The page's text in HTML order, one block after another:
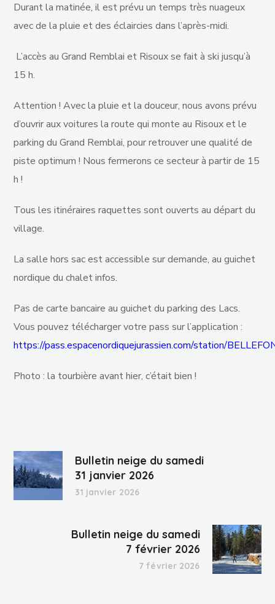
Durant la matinée, il est prévu un temps très nuageux
avec de la pluie et des éclaircies dans l’après-midi.
L’accès au Grand Remblai et Risoux se fait à ski jusqu’à
15 h.
Attention ! Avec la pluie et la douceur, nous avons prévu
d’ouvrir aux voitures la route qui monte au Risoux et le
parking du Grand Remblai, pour retrouver une qualité de
piste optimum ! Nous fermerons ce secteur à partir de 15
h !
Tous les itinéraires raquettes sont ouverts au départ du
village.
La salle hors sac est accessible sur demande, au guichet
nordique du chalet infos.
Pas de carte bancaire au guichet du parking des Lacs.
Vous pouvez télécharger votre pass sur l’application :
https://pass.espacenordiquejurassien.com/station/
Photo : la tourbière avant hier, c’était bien !
Bulletin neige du samedi
31 janvier 2026
31 janvier 2026
Bulletin neige du samedi
7 février 2026
7 février 2026